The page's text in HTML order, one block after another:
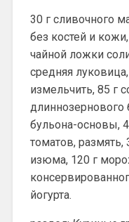
30 г сливочного
без костей и
чайной ложки
средняя
измельчить, 85 г
длиннозернового
бульона-основы,
томатов, размять,
изюма, 120 г
йогурта.